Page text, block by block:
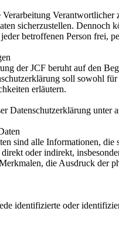
Verantwortlicher
sicherzustellen. Dennoch
betroffenen Person frei,
der JCF beruht auf den
soll sowohl
erläutern.
Datenschutzerklärung unter
sind alle Informationen,
direkt oder indirekt,
die Ausdruck der
identifizierte oder